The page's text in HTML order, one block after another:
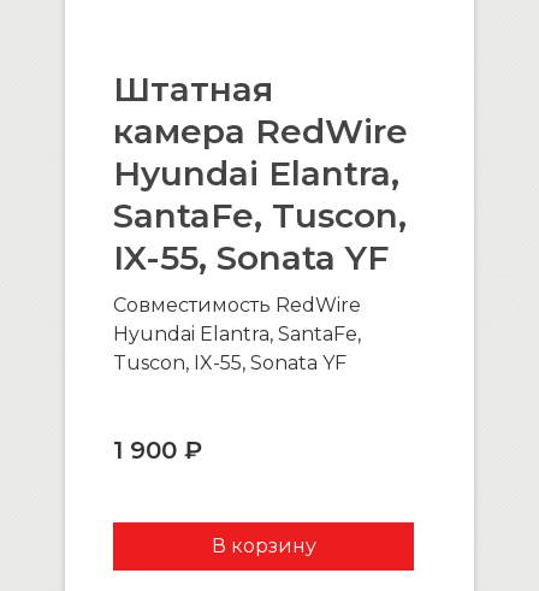
Штатная
камера RedWire
Hyundai Elantra,
SantaFe, Tuscon,
IX-55, Sonata YF
Совместимость RedWire
Hyundai Elantra, SantaFe,
Tuscon, IX-55, Sonata YF
1 900 ₽